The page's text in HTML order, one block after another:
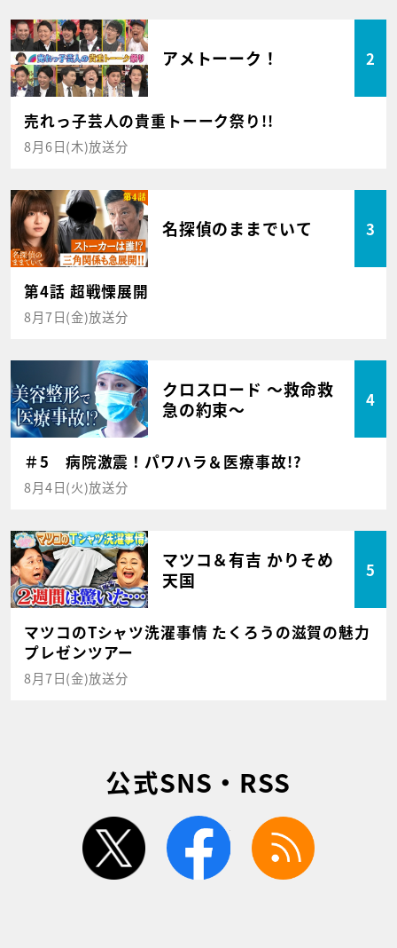
アメトーーク！ 2
売れっ子芸人の貴重トーーク祭り!!
8月6日(木)放送分
名探偵のままでいて 3
第4話 超戦慄展開
8月7日(金)放送分
クロスロード ～救命救
急の約束～
4
＃5 病院激震！パワハラ＆医療事故!?
8月4日(火)放送分
マツコ＆有吉 かりそめ
天国
5
マツコのTシャツ洗濯事情 たくろうの滋賀の魅力
プレゼンツアー
8月7日(金)放送分
公式SNS・RSS
twitter facebook